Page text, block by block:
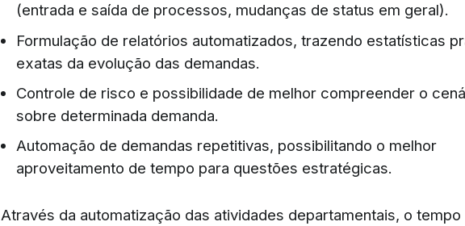
(entrada e saída de processos, mudanças de status em geral).
Formulação de relatórios automatizados, trazendo estatísticas
exatas da evolução das demandas.
Controle de risco e possibilidade de melhor compreender o
sobre determinada demanda.
Automação de demandas repetitivas, possibilitando o melhor
aproveitamento de tempo para questões estratégicas.
Através da automatização das atividades departamentais, o tempo